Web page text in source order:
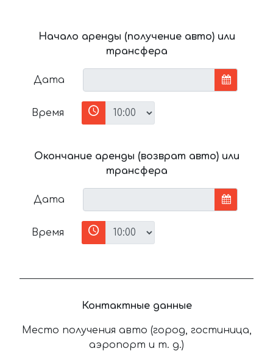
Начало аренды (получение авто) или
трансфера
Дата
Время
Окончание аренды (возврат авто) или
трансфера
Дата
Время
Контактные данные
Место получения авто (город, гостиница,
аэропорт и т. д.)